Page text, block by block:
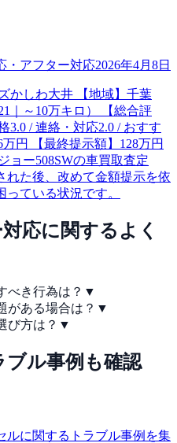
・アフター対応2026年4月8日
かしわ大井 【地域】千葉
｜～10万キロ） 【総合評
3.0 / 連絡・対応2.0 / おすす
円 【最終提示額】128万円
ョー508SWの車買取査定
れた後、改めて金額提示を依
ている状況です。
応に関するよく
べき行為は？ ▼
がある場合は？ ▼
び方は？ ▼
ル事例も確認
ルに関するトラブル事例を集